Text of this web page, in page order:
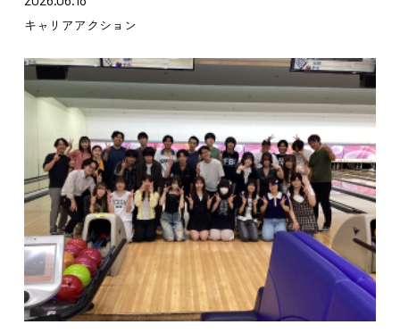
キャリアアクション